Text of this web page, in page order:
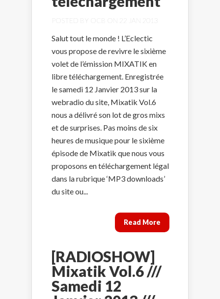
POSTED BY OCB ON 22 JAN 2013
Salut tout le monde ! L’Eclectic
vous propose de revivre le sixième
volet de l’émission MIXATIK en
libre téléchargement. Enregistrée
le samedi 12 Janvier 2013 sur la
webradio du site, Mixatik Vol.6
nous a délivré son lot de gros mixs
et de surprises. Pas moins de six
heures de musique pour le sixième
épisode de Mixatik que nous vous
proposons en téléchargement légal
dans la rubrique ‘MP3 downloads’
du site ou...
Read More
[RADIOSHOW]
Mixatik Vol.6 ///
Samedi 12